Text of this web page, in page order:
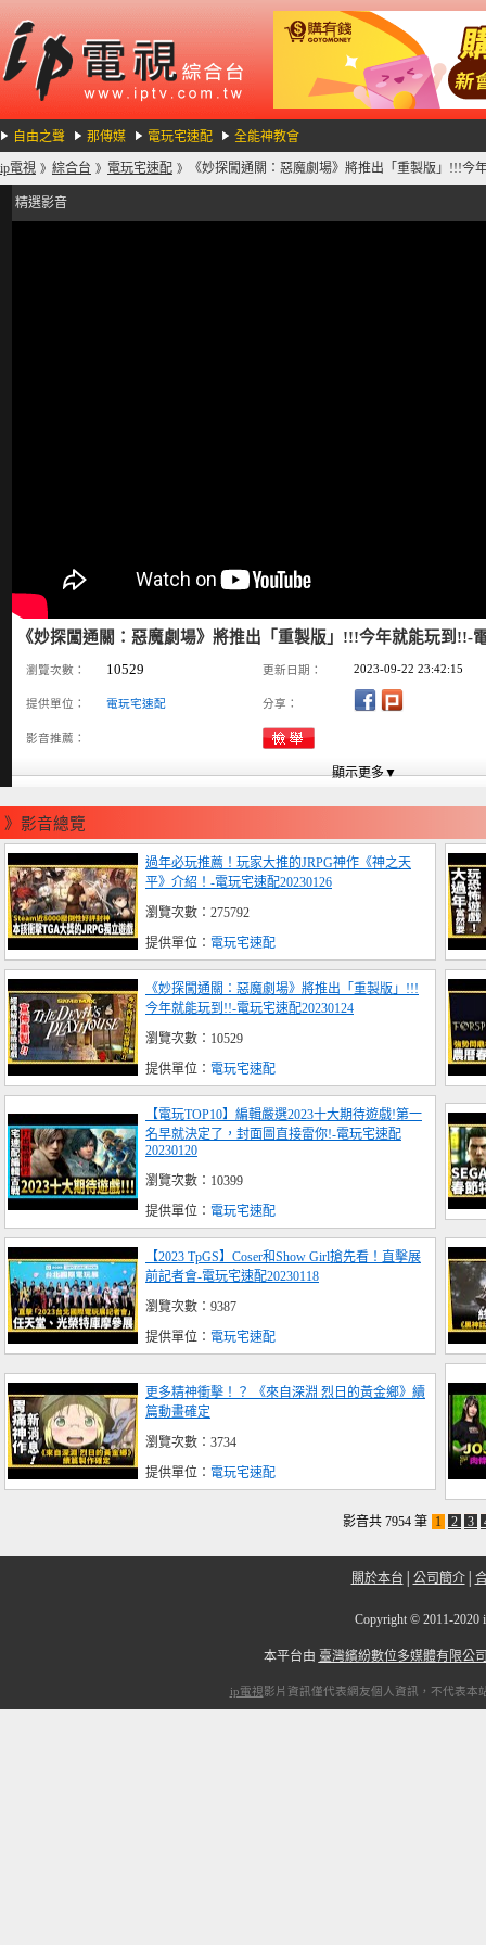
自由之聲 那傳媒 電玩宅速配 全能神教會
ip電視 》 綜合台 》 電玩宅速配 》 《妙探闖通關：惡魔劇場》將推出「重製版」!!!今
精選影音
《妙探闖通關：惡魔劇場》將推出「重製版」!!!今年就能玩到!!-
瀏覽次數： 10529 更新日期： 2023-09-22 23:42:15
提供單位： 電玩宅速配 分享：
影音推薦：
》影音總覽
過年必玩推薦！玩家大推的JRPG神作《神之天
平》介紹！-電玩宅速配20230126
瀏覽次數：275792
提供單位： 電玩宅速配
《妙探闖通關：惡魔劇場》將推出「重製版」!!!
今年就能玩到!!-電玩宅速配20230124
瀏覽次數：10529
提供單位： 電玩宅速配
【電玩TOP10】編輯嚴選2023十大期待遊戲!第一
名早就決定了，封面圖直接雷你!-電玩宅速配
20230120
瀏覽次數：10399
提供單位： 電玩宅速配
【2023 TpGS】Coser和Show Girl搶先看！直擊展
前記者會-電玩宅速配20230118
瀏覽次數：9387
提供單位： 電玩宅速配
更多精神衝擊！？ 《來自深淵 烈日的黃金鄉》續
篇動畫確定
瀏覽次數：3734
提供單位： 電玩宅速配
影音共 7954 筆 1 2 3
關於本台 公司簡介│
Copyright © 2011-
本平台由 臺灣繽紛數位多媒體有限公
ip電視影片資訊僅代表網友個人資訊，不代表本